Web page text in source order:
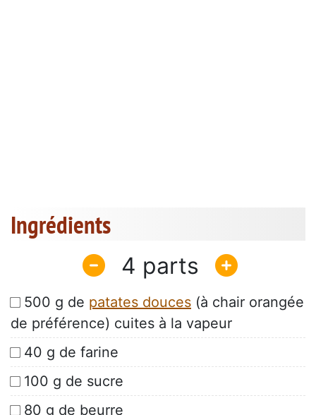
Ingrédients
4
500 g de patates douces (à chair orangée
de préférence) cuites à la vapeur
40 g de farine
100 g de sucre
80 g de beurre